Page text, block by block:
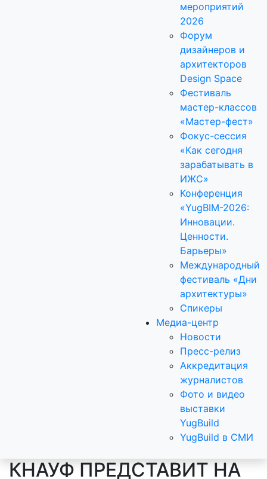
мероприятий
2026
Форум
дизайнеров и
архитекторов
Design Space
Фестиваль
мастер-классов
«Мастер-фест»
Фокус-сессия
«Как сегодня
зарабатывать в
ИЖС»
Конференция
«YugBIM-2026:
Инновации.
Ценности.
Барьеры»
Международный
фестиваль «Дни
архитектуры»
Спикеры
Медиа-центр
Новости
Пресс-релиз
Аккредитация
журналистов
Фото и видео
выставки
YugBuild
YugBuild в СМИ
КНАУФ ПРЕДСТАВИТ НА